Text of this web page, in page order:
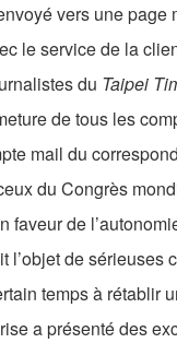
vers une page
le service de la
du Taipei
de tous les
mail du
du Congrès
faveur de
l’objet de sérieuses
temps à rétablir
a présenté des